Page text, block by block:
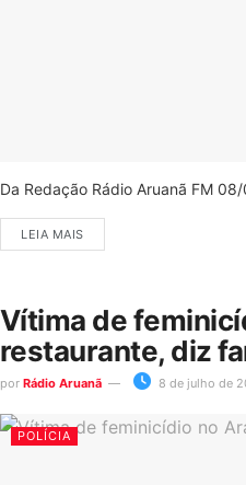
Da Redação Rádio Aruanã FM
LEIA MAIS
Vítima de
restaurante, diz
por Rádio Aruanã 8 de julho de
POLÍCIA